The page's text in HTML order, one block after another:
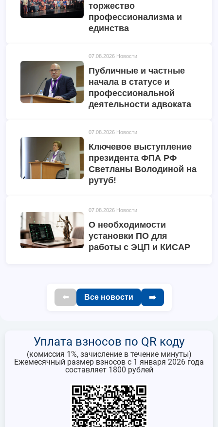
торжество
профессионализма и
единства
07.08.2026 Новости
Публичные и частные
начала в статусе и
профессиональной
деятельности адвоката
07.08.2026 Новости
Ключевое выступление
президента ФПА РФ
Светланы Володиной на
рутуб!
07.08.2026 Новости
О необходимости
установки ПО для
работы с ЭЦП и КИСАР
⬅️ Все новости ➡️
Уплата взносов по QR коду
(комиссия 1%, зачисление в течение минуты)
Ежемесячный размер взносов с 1 января 2026 года
составляет 1800 рублей